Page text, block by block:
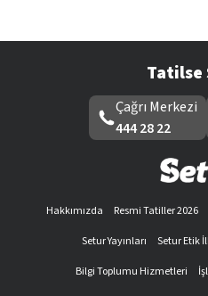
Tatilse
Çağrı Merkezi
444 28 22
Hakkımızda Resmi Tatiller 2026
Setur Yayınları
Setur Etik
Bilgi Toplumu Hizmetleri